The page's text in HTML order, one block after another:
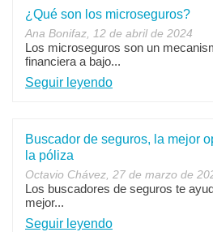
¿Qué son los microseguros?
Ana Bonifaz, 12 de abril de 2024
Los microseguros son un
financiera a bajo...
Seguir leyendo
Buscador de seguros, la mejor
la póliza
Octavio Chávez, 27 de marzo de
Los buscadores de seguros te
mejor...
Seguir leyendo